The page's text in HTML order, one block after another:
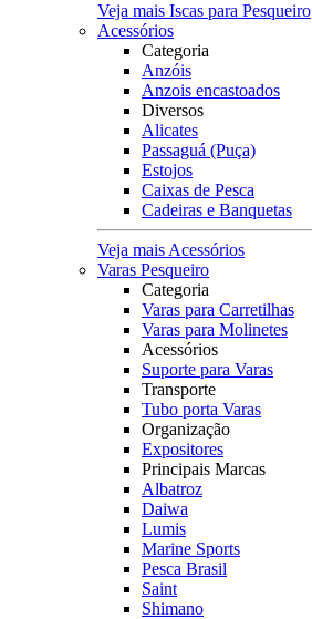
Veja mais Iscas para Pesqueiro
Acessórios
Categoria
Anzóis
Anzois encastoados
Diversos
Alicates
Passaguá (Puça)
Estojos
Caixas de Pesca
Cadeiras e Banquetas
Veja mais Acessórios
Varas Pesqueiro
Categoria
Varas para Carretilhas
Varas para Molinetes
Acessórios
Suporte para Varas
Transporte
Tubo porta Varas
Organização
Expositores
Principais Marcas
Albatroz
Daiwa
Lumis
Marine Sports
Pesca Brasil
Saint
Shimano